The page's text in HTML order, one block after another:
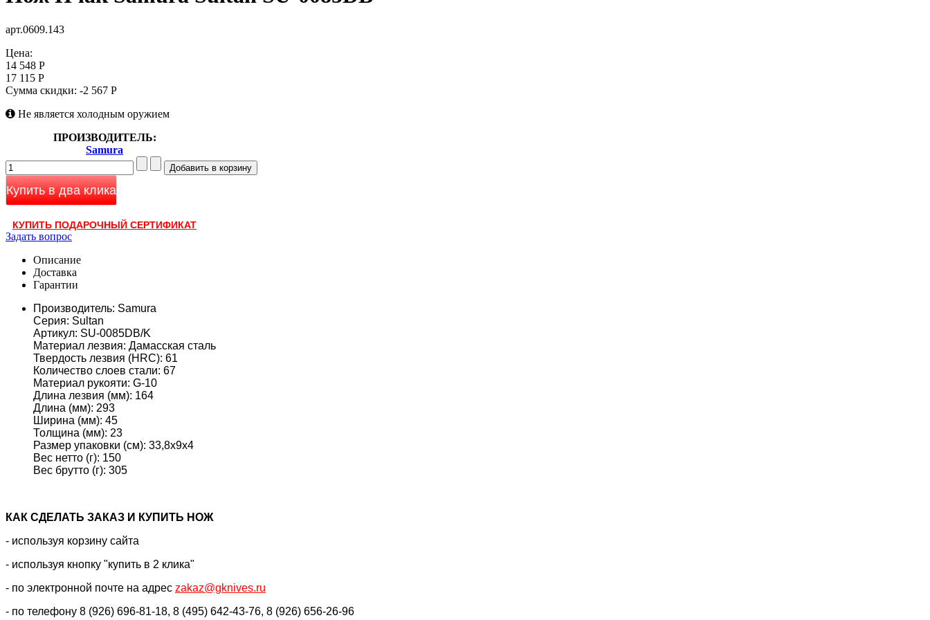
арт.0609.143
Цена:
14 548 Р
17 115 Р
Сумма скидки: -2 567 Р
Не является холодным оружием
ПРОИЗВОДИТЕЛЬ:
Samura
Купить в два клика
КУПИТЬ ПОДАРОЧНЫЙ СЕРТИФИКАТ
Задать вопрос
Описание
Доставка
Гарантии
Производитель: Samura
Серия: Sultan
Артикул: SU-0085DB/K
Материал лезвия: Дамасская сталь
Твердость лезвия (HRC): 61
Количество слоев стали: 67
Материал рукояти: G-10
Длина лезвия (мм): 164
Длина (мм): 293
Ширина (мм): 45
Толщина (мм): 23
Размер упаковки (см): 33,8x9x4
Вес нетто (г): 150
Вес брутто (г): 305
КАК CДЕЛАТЬ ЗАКАЗ И КУПИТЬ НОЖ
- используя корзину сайта
- используя кнопку "купить в 2 клика"
- по электронной почте на адрес zakaz@gknives.ru
- по телефону 8 (926) 696-81-18, 8 (495) 642-43-76, 8 (926) 656-26-96